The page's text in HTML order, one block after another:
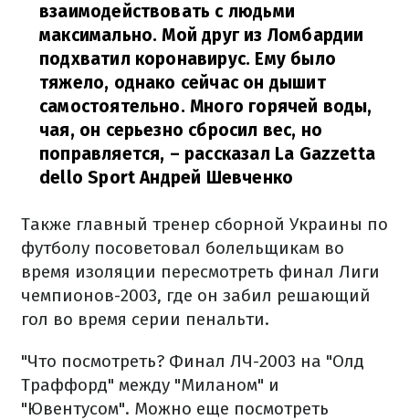
взаимодействовать с людьми
максимально. Мой друг из Ломбардии
подхватил коронавирус. Ему было
тяжело, однако сейчас он дышит
самостоятельно. Много горячей воды,
чая, он серьезно сбросил вес, но
поправляется, – рассказал La Gazzetta
dello Sport Андрей Шевченко
Также главный тренер сборной Украины по
футболу посоветовал болельщикам во
время изоляции пересмотреть финал Лиги
чемпионов-2003, где он забил решающий
гол во время серии пенальти.
"Что посмотреть? Финал ЛЧ-2003 на "Олд
Траффорд" между "Миланом" и
"Ювентусом". Можно еще посмотреть